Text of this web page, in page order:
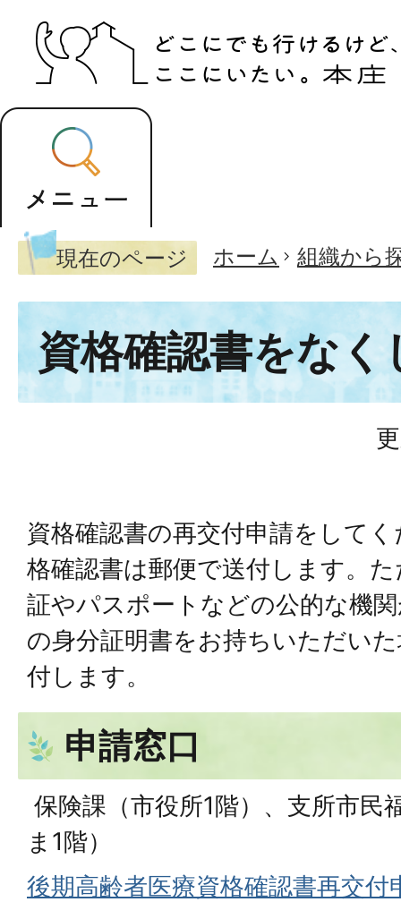
現在のページ ホーム 組織から
資格確認書をなく
資格確認書の再交付申請をして
格確認書は郵便で送付します。
証やパスポートなどの公的な機
の身分証明書をお持ちいただい
付します。
申請窓口
保険課（市役所1階）、支所市民
ま1階）
後期高齢者医療資格確認書再交